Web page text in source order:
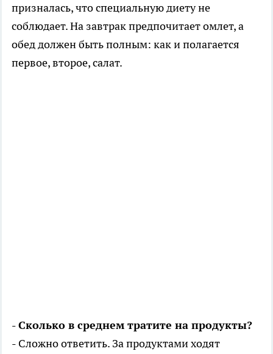
призналась, что специальную диету не
соблюдает. На завтрак предпочитает омлет, а
обед должен быть полным: как и полагается
первое, второе, салат.
- Сколько в среднем тратите на продукты?
- Сложно ответить. За продуктами ходят